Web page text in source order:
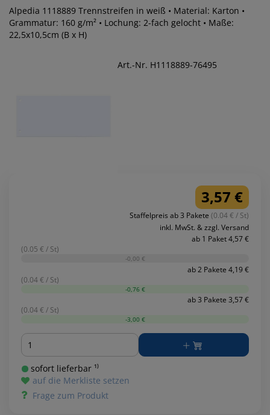
Alpedia 1118889 Trennstreifen in weiß • Material: Karton •
Grammatur: 160 g/m² • Lochung: 2-fach gelocht • Maße:
22,5x10,5cm (B x H)
Art.-Nr. H1118889-76495
3,57 €
Staffelpreis ab 3 Pakete (0.04 € / St)
inkl. MwSt. & zzgl. Versand
ab 1 Paket 4,57 €
(0.05 € / St)
-0,00 €
ab 2 Pakete 4,19 €
(0.04 € / St)
-0,76 €
ab 3 Pakete 3,57 €
(0.04 € / St)
-3,00 €
Menge
sofort lieferbar ¹⁾
auf die Merkliste setzen
Frage zum Produkt